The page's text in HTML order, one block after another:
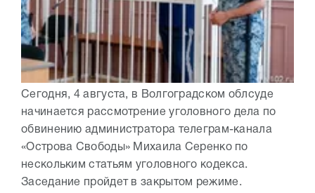
Сегодня, 4 августа, в Волгоградском облсуде
начинается рассмотрение уголовного дела по
обвинению администратора телеграм-канала
«Острова Свободы» Михаила Серенко по
нескольким статьям уголовного кодекса.
Заседание пройдет в закрытом режиме.